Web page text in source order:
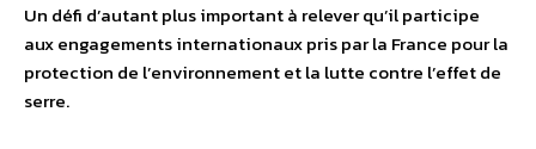
Un défi d’autant plus important à relever qu’il participe
aux engagements internationaux pris par la France pour la
protection de l’environnement et la lutte contre l’effet de
serre.